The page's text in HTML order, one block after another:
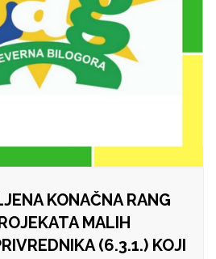
KONAČNA RANG
MALIH
(6.3.1.) KOJI